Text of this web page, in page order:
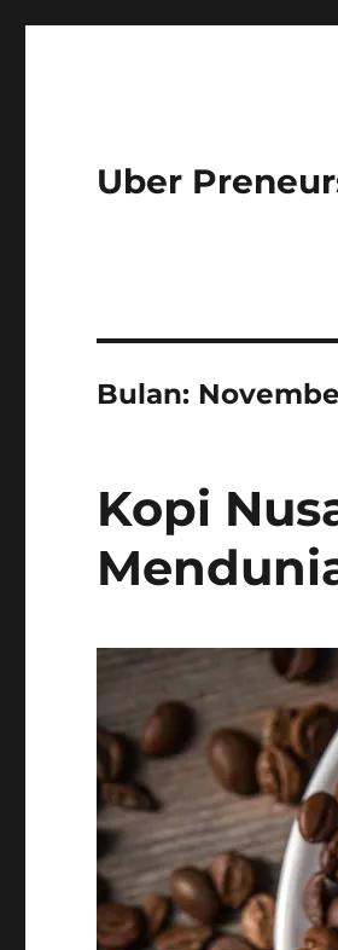
Uber
Bulan:
Kopi